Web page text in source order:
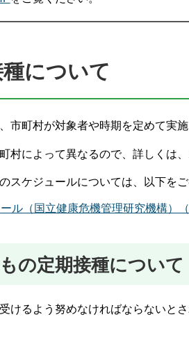
について
市町村が対象者や時期を定めて実施
村によって異なるので、詳しくは
スケジュールについては、以下をご
ル（国立健康危機管理研究機構）
もの定期接種について
けるよう努めなければならないと